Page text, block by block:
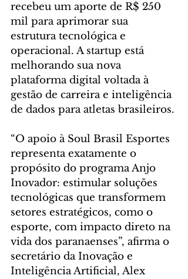
recebeu um aporte de R$ 250
mil para aprimorar sua
estrutura tecnológica e
operacional. A startup está
melhorando sua nova
plataforma digital voltada à
gestão de carreira e inteligência
de dados para atletas brasileiros.
“O apoio à Soul Brasil Esportes
representa exatamente o
propósito do programa Anjo
Inovador: estimular soluções
tecnológicas que transformem
setores estratégicos, como o
esporte, com impacto direto na
vida dos paranaenses”, afirma o
secretário da Inovação e
Inteligência Artificial, Alex